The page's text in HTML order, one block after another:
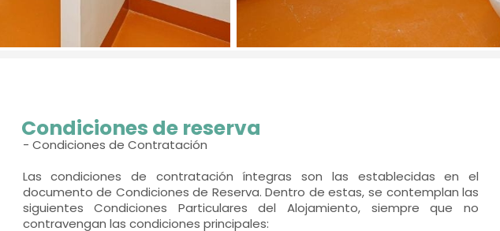
Condiciones de reserva
- Condiciones de Contratación
Las condiciones de contratación íntegras son las establecidas en el
documento de Condiciones de Reserva. Dentro de estas, se contemplan las
siguientes Condiciones Particulares del Alojamiento, siempre que no
contravengan las condiciones principales: